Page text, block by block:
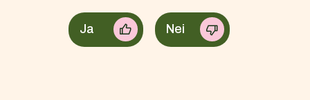
Ja Nei